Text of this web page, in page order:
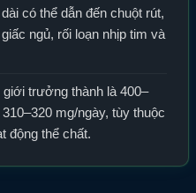
có thể dẫn đến chuột rút,
ngủ, rối loạn nhịp tim và
trưởng thành là 400–
mg/ngày, tùy thuộc
động thể chất.